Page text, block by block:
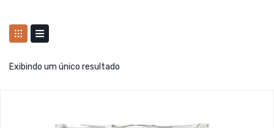
Exibindo um único resultado